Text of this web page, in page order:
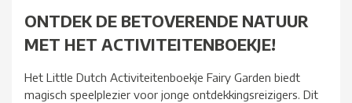
ONTDEK DE BETOVERENDE NATUUR
MET HET ACTIVITEITENBOEKJE!
Het Little Dutch Activiteitenboekje Fairy Garden biedt
magisch speelplezier voor jonge ontdekkingsreizigers. Dit